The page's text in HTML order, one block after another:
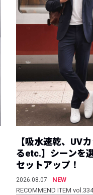
【吸水速乾、UV
るetc.】シーンを
セットアップ！
2026.08.07
NEW
RECOMMEND ITEM vol.334